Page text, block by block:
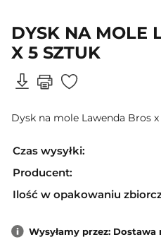
DYSK NA MOLE
X 5 SZTUK
Dysk na mole Lawenda Bros
Czas wysyłki:
Producent:
Ilość w opakowaniu
Wysyłamy przez: Dostawa